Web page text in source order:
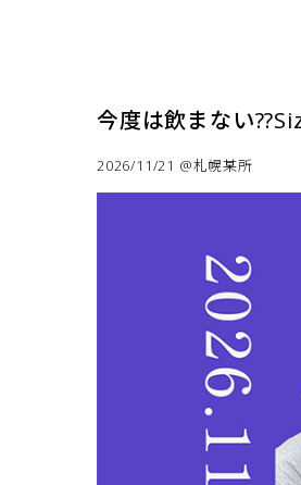
今度は飲まない
2026/11/21 @札幌某所